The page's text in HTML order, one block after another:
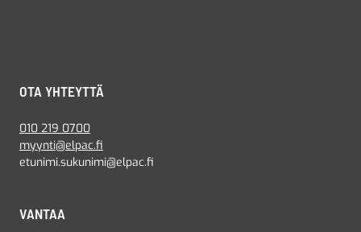
OTA YHTEYTTÄ
010 219 0700
myynti@elpac.fi
etunimi.sukunimi@elpac.fi
VANTAA